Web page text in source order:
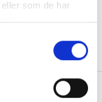
som de har
när allt fler